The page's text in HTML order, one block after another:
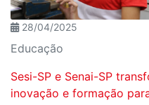
28/04/2025
Educação
Sesi-SP e Senai-SP
inovação e formação